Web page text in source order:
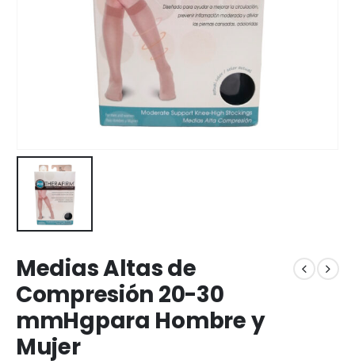
Medias Altas de
Compresión 20-30
mmHgpara Hombre y
Mujer